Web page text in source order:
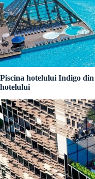
Piscina hotelului Indigo
hotelului